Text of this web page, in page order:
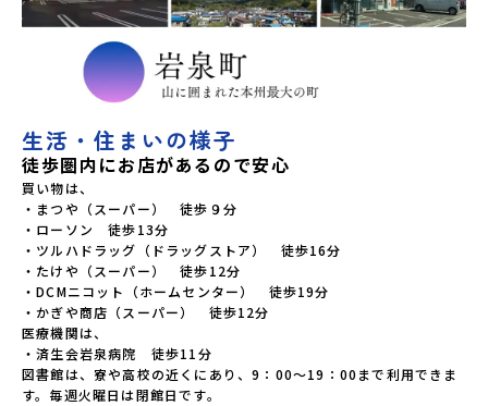
生活・住まいの様子
徒歩圏内にお店があるので安心
買い物は、
・まつや（スーパー）　徒歩９分
・ローソン　徒歩13分
・ツルハドラッグ（ドラッグストア）　徒歩16分
・たけや（スーパー）　徒歩12分
・DCMニコット（ホームセンター）　徒歩19分
・かぎや商店（スーパー）　徒歩12分
医療機関は、
・済生会岩泉病院　徒歩11分
図書館は、寮や高校の近くにあり、9：00～19：00まで利用できま
す。毎週火曜日は閉館日です。